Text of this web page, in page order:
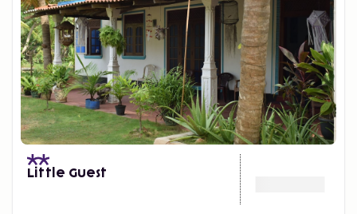
Little Guest